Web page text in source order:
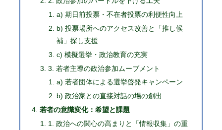
a) 期日前投票・不在者投票の利便性向上
b) 投票場所へのアクセス改善と「推し候
補」探し支援
c) 模擬選挙・政治教育の充実
3. 若者主導の政治参加ムーブメント
a) 若者団体による選挙啓発キャンペーン
b) 政治家との直接対話の場の創出
若者の意識変化：希望と課題
1. 政治への関心の高まりと「情報収集」の重